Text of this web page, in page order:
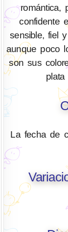
romántica,
confidente
sensible, fiel
aunque poco
son sus
La fecha de